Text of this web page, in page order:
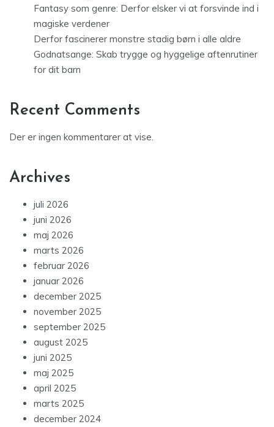
Fantasy som genre: Derfor elsker vi at forsvinde ind i
magiske verdener
Derfor fascinerer monstre stadig børn i alle aldre
Godnatsange: Skab trygge og hyggelige aftenrutiner
for dit barn
Recent Comments
Der er ingen kommentarer at vise.
Archives
juli 2026
juni 2026
maj 2026
marts 2026
februar 2026
januar 2026
december 2025
november 2025
september 2025
august 2025
juni 2025
maj 2025
april 2025
marts 2025
december 2024